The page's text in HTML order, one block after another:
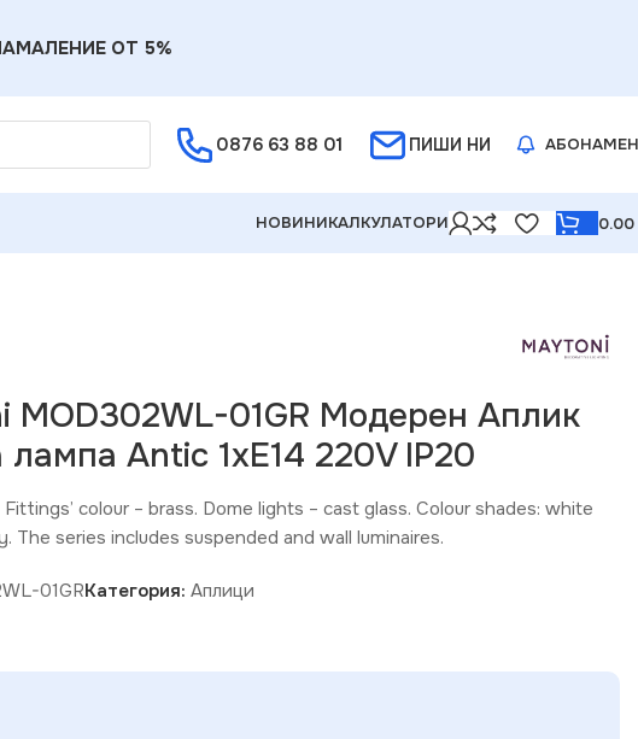
ОТ 5%
0876 63 88 01 ПИШИ НИ
НОВИНИКАЛКУЛАТОРИ 0.00
MOD302WL-01GR Модерен Аплик
Antic 1xE14 220V IP20
colour – brass. Dome lights – cast glass. Colour shades: white
The series includes suspended and wall luminaires.
01GRКатегория: Аплици